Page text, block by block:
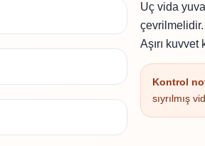
Uç vida
çevrilmelidir.
Aşırı kuvvet
Kontrol
sıyrılmış